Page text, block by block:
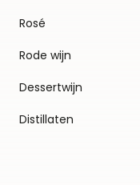
Rosé
Rode wijn
Dessertwijn
Distillaten